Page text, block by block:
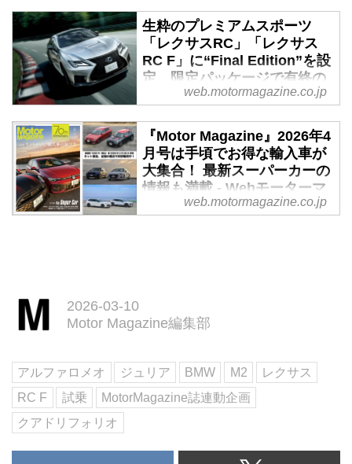
モデル「ジュリア クアドリフォ
リオ エストレマ（GIULIA
Quadrifoglio Estrema）」を発
表。同日より販売を開始した。
スポーツ心をそそる、ダークカラ
ー バッジ＆ブラック ブレーキキ
総アルミニウム製の2.9L V6ツイ
ンターボエンジンを搭載した、ア
ルファ...
はプレミアムコンパクトクーぺ
「BMW 2シリーズクーペ」と高
性能なMハイパフォーマンスモデ
ル「M2クーペ」の一部改良を発
表し、注文受け付けを開始した。
納車開始は11月からを予定してい
る。
細部の仕様変更で精悍なイメージ
をさらに強調
2シリーズクーペは、1966年に登
場した「BMW 02シリーズ」の系
譜を受け継ぐプレミアムコンパク
生粋のプレミアムスポーツ
「レクサスRC」「レクサス
RC F」に“Final Edition”を設
定。限定パッケージで有終の
美を飾る - Webモーターマガ
エモーショナルなドライブフィー
ルを極めた「F」
世界累計約7万9000台を販売した
「RC」と、同じく世界累計1万
2000台を販売した「RC F」。レ
Edition”だ。
RCはスパッタリング塗装がきら
びやかな、19インチENKEI製アル
ミホイールを装備している。
web.motormagazine.co.jp
『Motor Magazine』2026年4
月号は手頃でお得な輸入車が
大集合！ 最新スーパーカーの
情報も満載 - Webモーターマ
ガジンweb.motormagazine.co.jp
2026-03-10
Motor Magazine編集部
アルファロメオ ジュリア BMW M2
レクサス
RC F
試乗
MotorMagazine誌連動企画
クアドリフォリオ